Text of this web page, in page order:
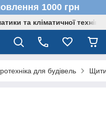
1000 грн
та кліматичної техніки
для будівель